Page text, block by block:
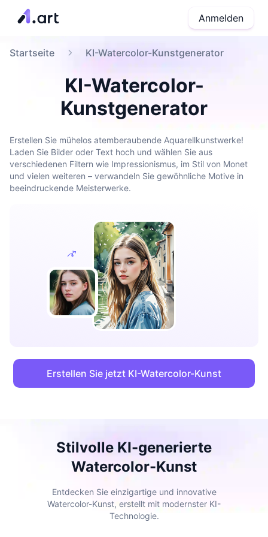
Anmelden
Startseite KI-Watercolor-Kunstgenerator
KI-Watercolor-
Kunstgenerator
Erstellen Sie mühelos atemberaubende Aquarellkunstwerke!
Laden Sie Bilder oder Text hoch und wählen Sie aus
verschiedenen Filtern wie Impressionismus, im Stil von Monet
und vielen weiteren – verwandeln Sie gewöhnliche Motive in
beeindruckende Meisterwerke.
Erstellen Sie jetzt KI-Watercolor-Kunst
Stilvolle KI-generierte
Watercolor-Kunst
Entdecken Sie einzigartige und innovative
Watercolor-Kunst, erstellt mit modernster KI-
Technologie.